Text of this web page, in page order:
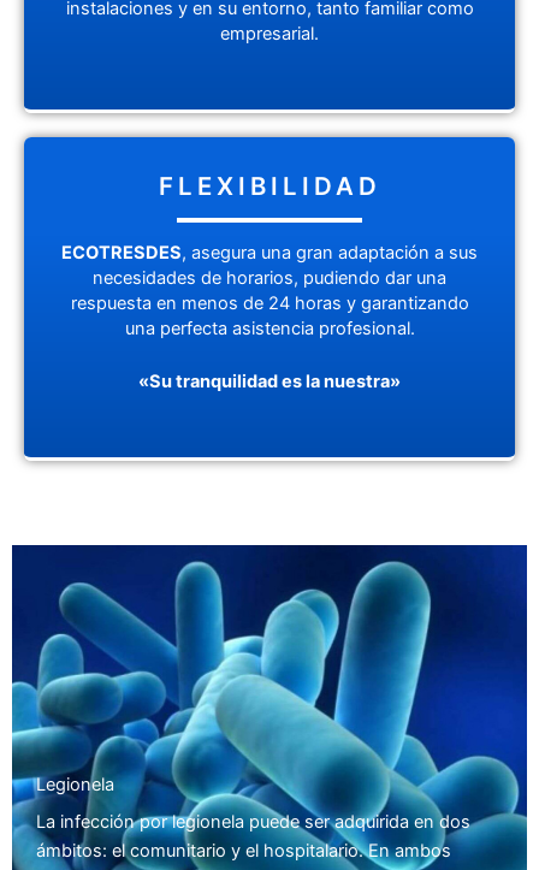
instalaciones y en su entorno, tanto familiar como
empresarial.
FLEXIBILIDAD
ECOTRESDES, asegura una gran adaptación a sus
necesidades de horarios, pudiendo dar una
respuesta en menos de 24 horas y garantizando
una perfecta asistencia profesional.
«Su tranquilidad es la nuestra»
Legionela
La infección por legionela puede ser adquirida en dos
ámbitos: el comunitario y el hospitalario. En ambos